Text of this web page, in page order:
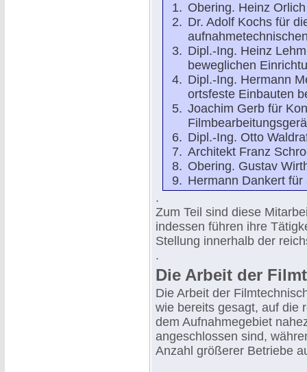
Obering. Heinz
Dr. Adolf Kochs für
Dipl.-Ing. Heinz
beweglichen
Dipl.-Ing. Hermann
ortsfeste Einbauten
Joachim Gerb für
Dipl.-Ing. Otto
Architekt Franz
Obering. Gustav
Hermann Dankert
.
Zum Teil sind diese
indessen führen ihre
Stellung innerhalb der
.
Die Arbeit der
Die Arbeit der
wie bereits gesagt, auf die
dem Aufnahmegebiet
angeschlossen sind,
Anzahl größerer Betriebe